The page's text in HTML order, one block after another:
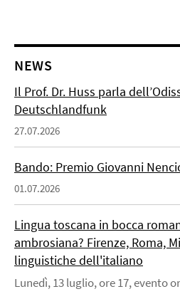
NEWS
Il Prof. Dr. Huss parla
Deutschlandfunk
27.07.2026
Bando: Premio Giovanni
01.07.2026
Lingua toscana in bocca
ambrosiana? Firenze, Roma,
linguistiche dell'italiano
Lunedì, 13 luglio, ore 17, evento